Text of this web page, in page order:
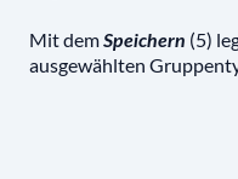
Mit demSpeichern (5)
ausgewählten